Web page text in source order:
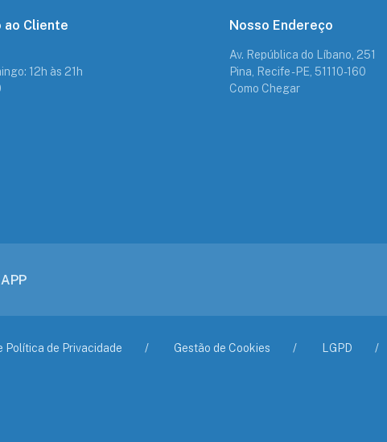
ao Cliente
12h às 21h
Nosso Endereço
Av. República do Líbano, 251
Pina, Recife - PE, 51110-160
Como Chegar
Política de Privacidade Gestão de Cookies LGPD